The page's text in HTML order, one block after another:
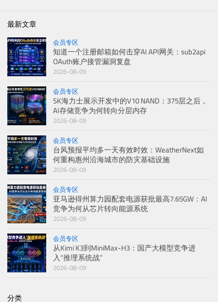
最新文章
会员专区
知道一个注册邮箱如何击穿AI API网关：sub2api
OAuth账户接管漏洞复盘
2026-08-09
会员专区
SK海力士展示开发中的V10 NAND：375层之后，
AI存储竞争为何转向分层内存
2026-08-09
会员专区
台风预报平均多一天有效时效：WeatherNext如
何重构惠州沿海城市的防灾基础设施
2026-08-09
会员专区
亚马逊得州算力园配套电源获批最高7.65GW：AI
竞争为何从芯片转向能源系统
2026-08-09
会员专区
从Kimi K3到MiniMax-H3：国产大模型竞争进
入“推理系统战”
2026-08-09
分类